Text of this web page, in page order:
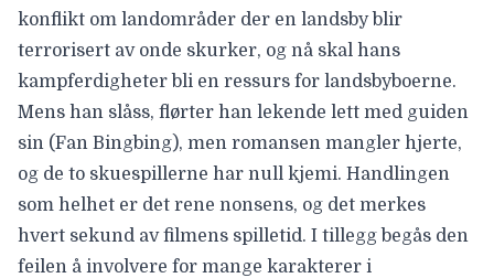
konflikt om landområder der en landsby blir
terrorisert av onde skurker, og nå skal hans
kampferdigheter bli en ressurs for landsbyboerne.
Mens han slåss, flørter han lekende lett med guiden
sin (Fan Bingbing), men romansen mangler hjerte,
og de to skuespillerne har null kjemi. Handlingen
som helhet er det rene nonsens, og det merkes
hvert sekund av filmens spilletid. I tillegg begås den
feilen å involvere for mange karakterer i